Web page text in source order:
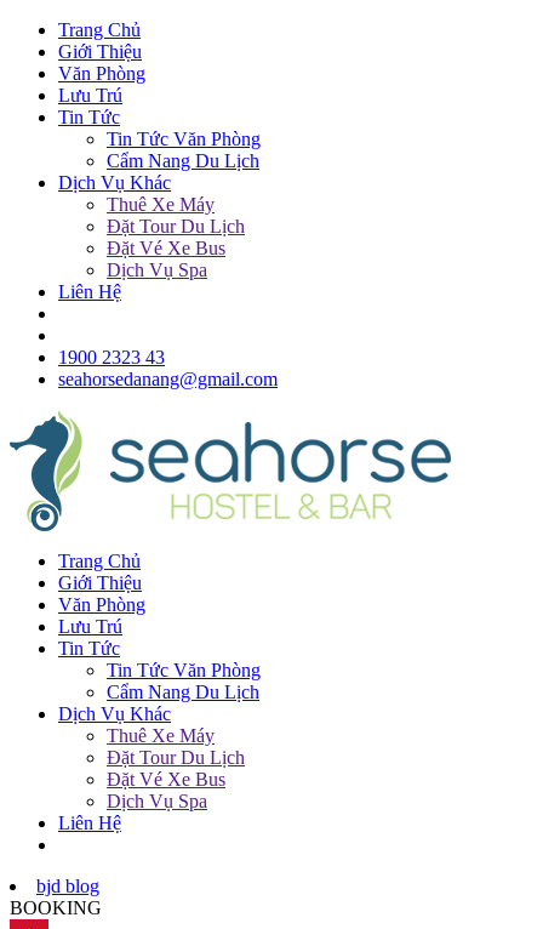
Trang Chủ
Giới Thiệu
Văn Phòng
Lưu Trú
Tin Tức
Tin Tức Văn Phòng
Cẩm Nang Du Lịch
Dịch Vụ Khác
Thuê Xe Máy
Đặt Tour Du Lịch
Đặt Vé Xe Bus
Dịch Vụ Spa
Liên Hệ
1900 2323 43
seahorsedanang@gmail.com
Trang Chủ
Giới Thiệu
Văn Phòng
Lưu Trú
Tin Tức
Tin Tức Văn Phòng
Cẩm Nang Du Lịch
Dịch Vụ Khác
Thuê Xe Máy
Đặt Tour Du Lịch
Đặt Vé Xe Bus
Dịch Vụ Spa
Liên Hệ
bjd blog
BOOKING